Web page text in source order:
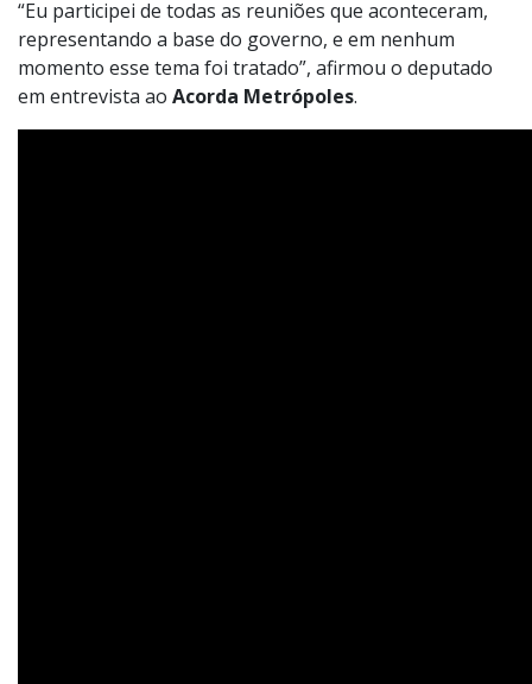
“Eu participei de todas as reuniões que aconteceram,
representando a base do governo, e em nenhum
momento esse tema foi tratado”, afirmou o deputado
em entrevista ao Acorda Metrópoles.